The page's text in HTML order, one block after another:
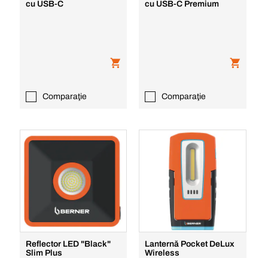
cu USB-C
Comparaţie
cu USB-C Premium
Comparaţie
Reflector LED "Black"
Slim Plus
Lanternă Pocket DeLux
Wireless